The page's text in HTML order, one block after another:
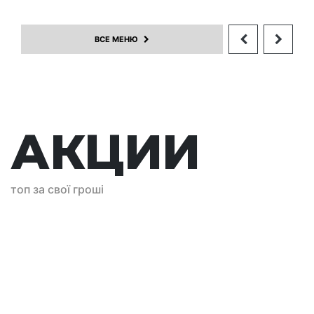
ВСЕ МЕНЮ
+
АКЦИИ
топ за свої гроші
акція